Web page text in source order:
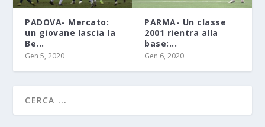
PADOVA- Mercato:
un giovane lascia la
Be...
Gen 5, 2020
PARMA- Un classe
2001 rientra alla
base:...
Gen 6, 2020